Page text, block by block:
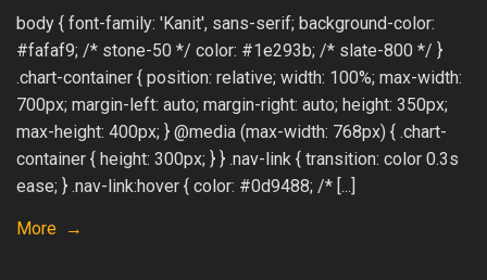
body { font-family: 'Kanit', sans-serif; background-color:
#fafaf9; /* stone-50 */ color: #1e293b; /* slate-800 */ }
.chart-container { position: relative; width: 100%; max-width:
700px; margin-left: auto; margin-right: auto; height: 350px;
max-height: 400px; } @media (max-width: 768px) { .chart-
container { height: 300px; } } .nav-link { transition: color 0.3s
ease; } .nav-link:hover { color: #0d9488; /* [...]
More →